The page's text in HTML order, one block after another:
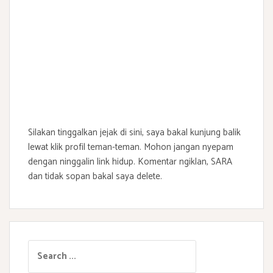
Silakan tinggalkan jejak di sini, saya bakal kunjung balik
lewat klik profil teman-teman. Mohon jangan nyepam
dengan ninggalin link hidup. Komentar ngiklan, SARA
dan tidak sopan bakal saya delete.